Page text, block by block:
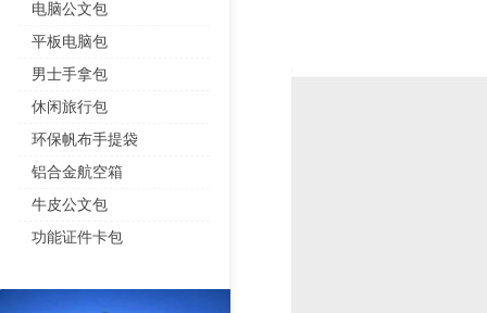
电脑公文包
平板电脑包
男士手拿包
休闲旅行包
环保帆布手提袋
铝合金航空箱
牛皮公文包
功能证件卡包